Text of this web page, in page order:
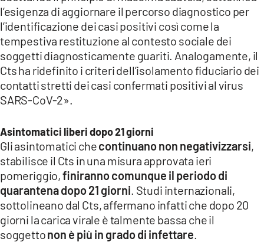
l’esigenza di aggiornare il percorso diagnostico per
l’identificazione dei casi positivi così come la
tempestiva restituzione al contesto sociale dei
soggetti diagnosticamente guariti. Analogamente, il
Cts ha ridefinito i criteri dell’isolamento fiduciario dei
contatti stretti dei casi confermati positivi al virus
SARS-CoV-2».
Asintomatici liberi dopo 21 giorni
Gli asintomatici checontinuano non negativizzarsi,
stabilisce il Cts in una misura approvata ieri
pomeriggio,finiranno comunque il periodo di
quarantena dopo 21 giorni . Studi internazionali,
sottolineano dal Cts, affermano infatti che dopo 20
giorni la carica virale è talmente bassa che il
soggettonon è più in grado di infettare